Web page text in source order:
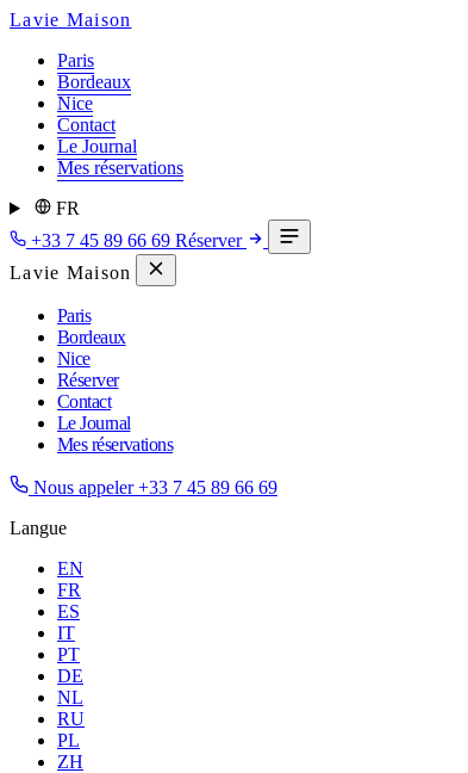
Lavie Maison
Paris
Bordeaux
Nice
Contact
Le Journal
Mes réservations
FR
+33 7 45 89 66 69 Réserver
Lavie Maison
Paris
Bordeaux
Nice
Réserver
Contact
Le Journal
Mes réservations
Nous appeler +33 7 45 89 66 69
Langue
EN
FR
ES
IT
PT
DE
NL
RU
PL
ZH
Toutes